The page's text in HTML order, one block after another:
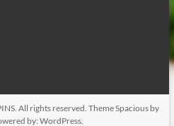
. All rights reserved. ThemeSpacious by
by:WordPress.